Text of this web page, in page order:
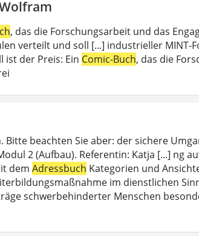
, das die Forschungsarbeit und das
verteilt und soll [...] industrieller MINT-
der Preis: Ein Comic-Buch, das die
Bitte beachten Sie aber: der sichere
2 (Aufbau). Referentin: Katja [...] ng
dem Adressbuch Kategorien und
im dienstlichen
schwerbehinderter Menschen